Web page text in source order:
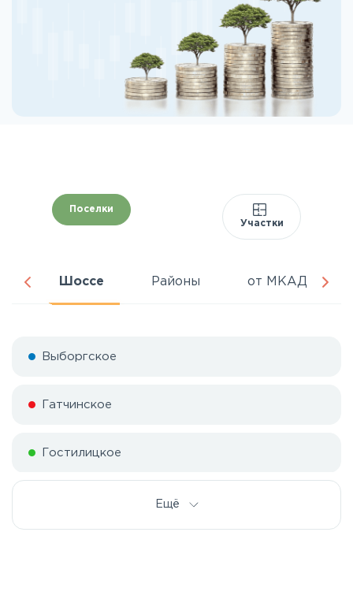
Поселки
Участки
Шоссе Районы от МКАД
Выборгское
Гатчинское
Гостилицкое
Ещё